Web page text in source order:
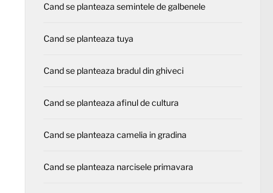
Cand se planteaza semintele de galbenele
Cand se planteaza tuya
Cand se planteaza bradul din ghiveci
Cand se planteaza afinul de cultura
Cand se planteaza camelia in gradina
Cand se planteaza narcisele primavara